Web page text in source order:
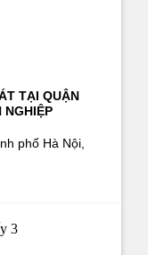
TẠI QUẬN
NGHIỆP
phố Hà Nội,